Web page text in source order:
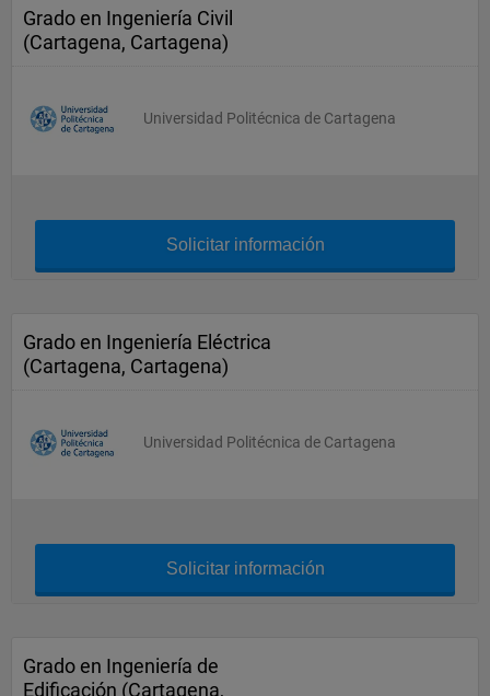
Grado en Ingeniería Civil
(Cartagena, Cartagena)
Universidad Politécnica de Cartagena
Solicitar información
Grado en Ingeniería Eléctrica
(Cartagena, Cartagena)
Universidad Politécnica de Cartagena
Solicitar información
Grado en Ingeniería de
Edificación (Cartagena,